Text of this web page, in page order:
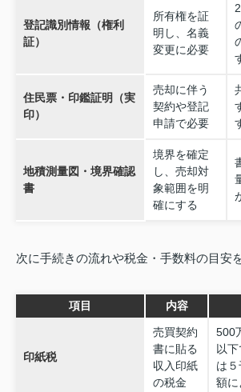
登記識別情報（権利
証）
所有権を証
明し、名義
変更に必要
住民票・印鑑証明（実
印）
売却に伴う
契約や登記
申請で必要
地積測量図・境界確認
書
境界を確定
し、売却対
象範囲を明
確にする
次に手続きの流れや税金・手数料の目安
項目 内容
印紙税
売買契約
書に貼る
収入印紙
の税金
500
以
は
額に